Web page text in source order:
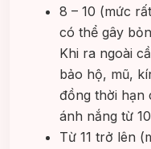
8 – 10 (mức
có thể gây
Khi ra ngoài
bảo hộ, mũ,
đồng thời hạn
ánh nắng từ
Từ 11 trở lên